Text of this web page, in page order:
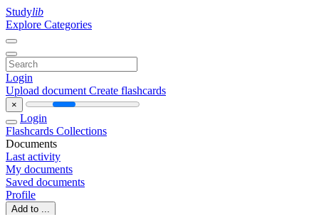
Studylib
Explore Categories
Login
Upload document Create flashcards
×
Login
Flashcards Collections
Documents
Last activity
My documents
Saved documents
Profile
Add to ...